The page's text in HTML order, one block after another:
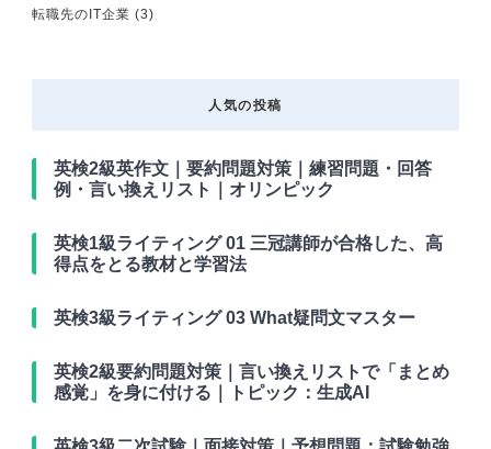
転職先のIT企業 (3)
人気の投稿
英検2級英作文｜要約問題対策｜練習問題・回答
例・言い換えリスト｜オリンピック
英検1級ライティング 01 三冠講師が合格した、高
得点をとる教材と学習法
英検3級ライティング 03 What疑問文マスター
英検2級要約問題対策｜言い換えリストで「まとめ
感覚」を身に付ける｜トピック：生成AI